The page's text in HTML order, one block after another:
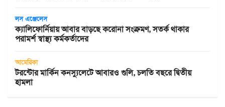
লস এঞ্জেলেস
ক্যালিফোর্নিয়ায় আবার বাড়ছে করোনা সংক্রমণ, সতর্ক থাকার
পরামর্শ স্বাস্থ্য কর্মকর্তাদের
আমেরিকা
টরন্টোর মার্কিন কনস্যুলেটে আবারও গুলি, চলতি বছরে দ্বিতীয়
হামলা